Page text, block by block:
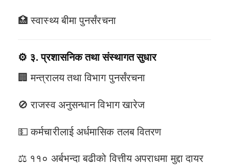
🏥 स्वास्थ्य बीमा पुनर्संरचना
⚙️ ३. प्रशासनिक तथा संस्थागत सुधार
🏢 मन्त्रालय तथा विभाग पुनर्संरचना
🚫 राजस्व अनुसन्धान विभाग खारेज
💵 कर्मचारीलाई अर्धमासिक तलब वितरण
⚖️ ११० अर्बभन्दा बढीको वित्तीय अपराधमा मुद्दा दायर